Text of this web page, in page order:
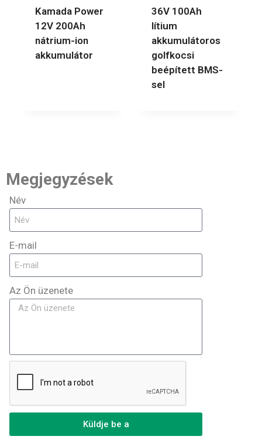
Kamada Power
12V 200Ah
nátrium-ion
akkumulátor
36V 100Ah
lítium
akkumulátoros
golfkocsi
beépített BMS-
sel
Megjegyzések
Név
E-mail
Az Ön üzenete
Küldje be a